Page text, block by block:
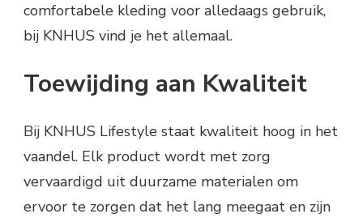
comfortabele kleding voor alledaags gebruik,
bij KNHUS vind je het allemaal.
Toewijding aan Kwaliteit
Bij KNHUS Lifestyle staat kwaliteit hoog in het
vaandel. Elk product wordt met zorg
vervaardigd uit duurzame materialen om
ervoor te zorgen dat het lang meegaat en zijn